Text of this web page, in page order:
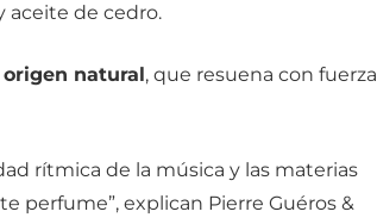
aceite de cedro.
origen natural, que resuena con fuerza
rítmica de la música y las materias
perfume”, explican Pierre Guéros &